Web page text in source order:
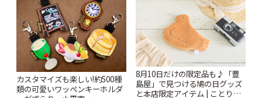
カスタマイズも楽しい!約500種
類の可愛いワッペンキーホルダ
8月10日だけの限定品も♪「豊
島屋」で見つける鳩の日グッズ
と本店限定アイテム | ことりっ